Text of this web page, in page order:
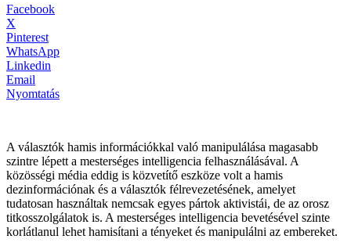
Facebook
X
Pinterest
WhatsApp
Linkedin
Email
Nyomtatás
A választók hamis információkkal való manipulálása magasabb
szintre lépett a mesterséges intelligencia felhasználásával. A
közösségi média eddig is közvetítő eszköze volt a hamis
dezinformációnak és a választók félrevezetésének, amelyet
tudatosan használtak nemcsak egyes pártok aktivistái, de az orosz
titkosszolgálatok is. A mesterséges intelligencia bevetésével szinte
korlátlanul lehet hamisítani a tényeket és manipulálni az embereket.